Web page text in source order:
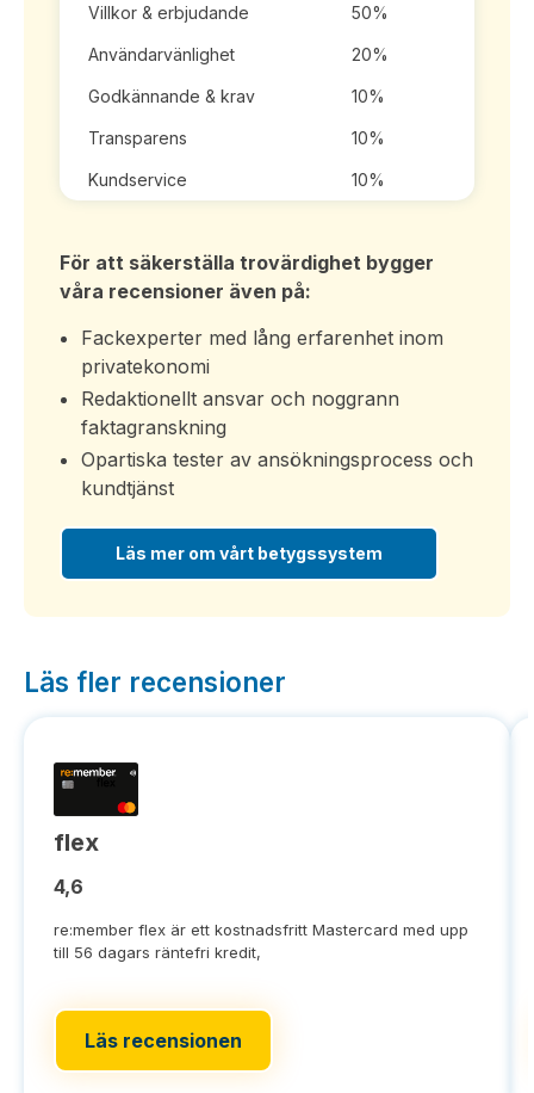
Villkor & erbjudande 50%
Användarvänlighet 20%
Godkännande & krav 10%
Transparens 10%
Kundservice 10%
För att säkerställa trovärdighet bygger
våra recensioner även på:
Fackexperter med lång erfarenhet inom
privatekonomi
Redaktionellt ansvar och noggrann
faktagranskning
Opartiska tester av ansökningsprocess och
kundtjänst
Läs mer om vårt betygssystem
Läs fler recensioner
flex
4,6
re:member flex är ett kostnadsfritt Mastercard med upp
till 56 dagars räntefri kredit,
Läs recensionen